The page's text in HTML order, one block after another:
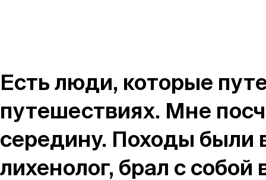
Контакты
ГалереяОтзывыFAQ
Есть люди, которые
путешествиях. Мне
середину. Походы были
лихенолог, брал с собой